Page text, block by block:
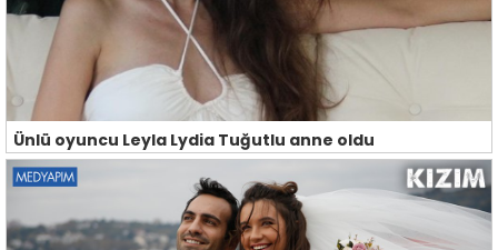
Ünlü oyuncu Leyla Lydia Tuğutlu anne oldu